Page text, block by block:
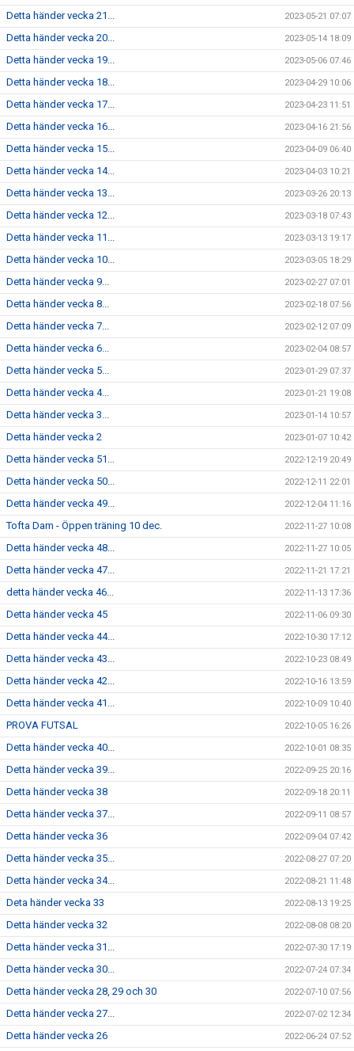
Detta händer vecka 21... 2023-05-21 07:07
Detta händer vecka 20... 2023-05-14 18:09
Detta händer vecka 19... 2023-05-06 07:46
Detta händer vecka 18... 2023-04-29 10:06
Detta händer vecka 17... 2023-04-23 11:51
Detta händer vecka 16... 2023-04-16 21:56
Detta händer vecka 15... 2023-04-09 06:40
Detta händer vecka 14... 2023-04-03 10:21
Detta händer vecka 13... 2023-03-26 20:13
Detta händer vecka 12... 2023-03-18 07:43
Detta händer vecka 11... 2023-03-13 19:17
Detta händer vecka 10... 2023-03-05 18:29
Detta händer vecka 9... 2023-02-27 07:01
Detta händer vecka 8... 2023-02-18 07:56
Detta händer vecka 7... 2023-02-12 07:09
Detta händer vecka 6... 2023-02-04 08:57
Detta händer vecka 5... 2023-01-29 07:37
Detta händer vecka 4... 2023-01-21 19:08
Detta händer vecka 3... 2023-01-14 10:57
Detta händer vecka 2 2023-01-07 10:42
Detta händer vecka 51... 2022-12-19 20:49
Detta händer vecka 50... 2022-12-11 22:01
Detta händer vecka 49... 2022-12-04 11:16
Tofta Dam - Öppen träning 10 dec. 2022-11-27 10:08
Detta händer vecka 48... 2022-11-27 10:05
Detta händer vecka 47... 2022-11-21 17:21
detta händer vecka 46... 2022-11-13 17:36
Detta händer vecka 45 2022-11-06 09:30
Detta händer vecka 44... 2022-10-30 17:12
Detta händer vecka 43... 2022-10-23 08:49
Detta händer vecka 42... 2022-10-16 13:59
Detta händer vecka 41... 2022-10-09 10:40
PROVA FUTSAL 2022-10-05 16:26
Detta händer vecka 40... 2022-10-01 08:35
Detta händer vecka 39... 2022-09-25 20:16
Detta händer vecka 38 2022-09-18 20:11
Detta händer vecka 37... 2022-09-11 08:57
Detta händer vecka 36 2022-09-04 07:42
Detta händer vecka 35... 2022-08-27 07:20
Detta händer vecka 34... 2022-08-21 11:48
Deta händer vecka 33 2022-08-13 19:25
Detta händer vecka 32 2022-08-08 08:20
Detta händer vecka 31... 2022-07-30 17:19
Detta händer vecka 30... 2022-07-24 07:34
Detta händer vecka 28, 29 och 30 2022-07-10 07:56
Detta händer vecka 27... 2022-07-02 12:34
Detta händer vecka 26 2022-06-24 07:52